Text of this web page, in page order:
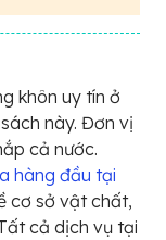
khôn uy tín ở
này. Đơn vị
cả nước.
hàng đầu tại
cơ sở vật chất,
cả dịch vụ tại